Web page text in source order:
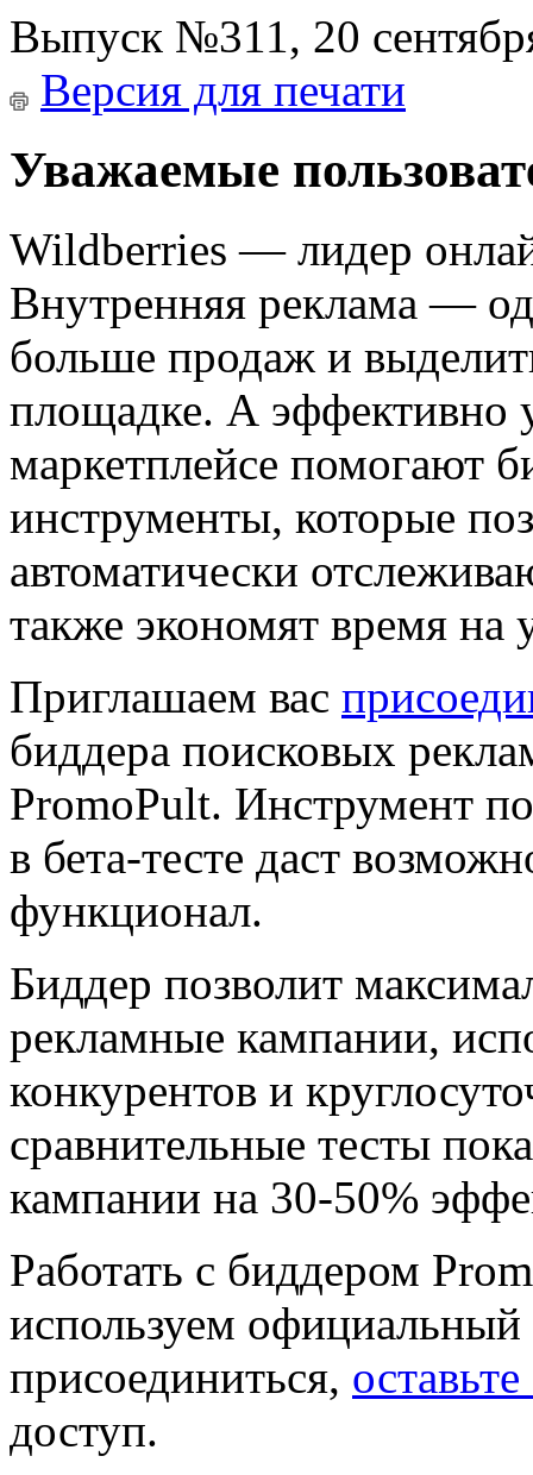
Выпуск №311, 20
Версия для печати
Уважаемые
Wildberries — лидер
Внутренняя реклама —
больше продаж и
площадке. А эффективно
маркетплейсе помогают
инструменты, которые
автоматически
также экономят время на
Приглашаем вас
биддера поисковых
PromoPult. Инструмент
в бета-тесте даст
функционал.
Биддер позволит
рекламные кампании,
конкурентов и
сравнительные тесты
кампании на 30-50%
Работать с биддером
используем
присоединиться,
доступ.